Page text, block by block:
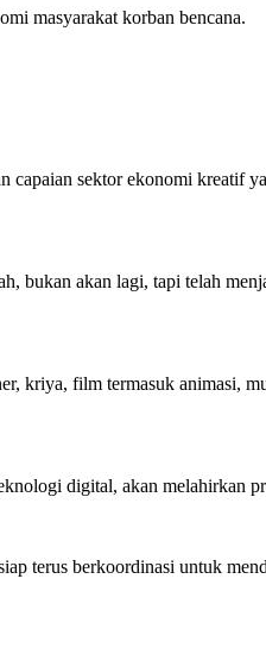
masyarakat korban bencana.
sektor ekonomi kreatif
bukan akan lagi, tapi telah
kriya, film termasuk animasi,
digital, akan melahirkan
terus berkoordinasi untuk